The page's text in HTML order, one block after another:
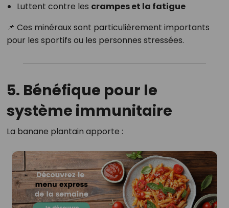
Luttent contre les crampes et la fatigue
📌 Ces minéraux sont particulièrement importants
pour les sportifs ou les personnes stressées.
5. Bénéfique pour le
système immunitaire
La banane plantain apporte :